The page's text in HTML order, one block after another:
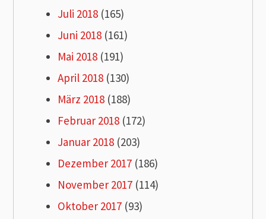
Juli 2018 (165)
Juni 2018 (161)
Mai 2018 (191)
April 2018 (130)
März 2018 (188)
Februar 2018 (172)
Januar 2018 (203)
Dezember 2017 (186)
November 2017 (114)
Oktober 2017 (93)